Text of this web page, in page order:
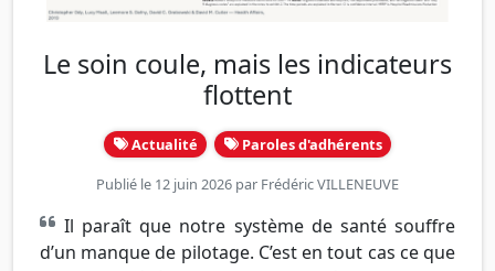
Le soin coule, mais les indicateurs
flottent
Actualité Paroles d'adhérents
Publié le 12 juin 2026 par Frédéric VILLENEUVE
Il paraît que notre système de santé souffre
d’un manque de pilotage. C’est en tout cas ce que